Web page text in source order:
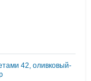
42, оливковый-